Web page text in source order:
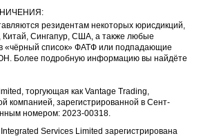
резидентам некоторых юрисдикций,
Китай, Сингапур, США, а также любые
«чёрный список» ФАТФ или подпадающие
Более подробную информацию вы найдёте
торгующая как Vantage Trading,
компанией, зарегистрированной в Сент-
номером: 2023-00318.
Services Limited зарегистрирована